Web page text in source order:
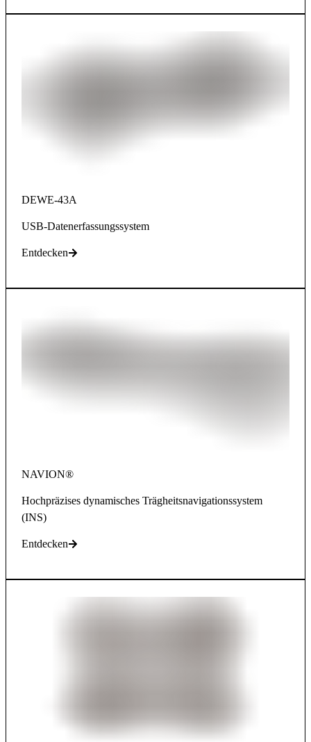
DEWE-43A
USB-Datenerfassungssystem
Entdecken
NAVION®
Hochpräzises dynamisches Trägheitsnavigationssystem
(INS)
Entdecken